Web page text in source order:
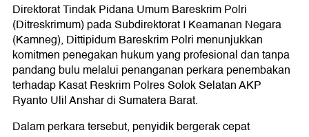
Direktorat Tindak Pidana Umum Bareskrim Polri
(Ditreskrimum) pada Subdirektorat I Keamanan Negara
(Kamneg), Dittipidum Bareskrim Polri menunjukkan
komitmen penegakan hukum yang profesional dan tanpa
pandang bulu melalui penanganan perkara penembakan
terhadap Kasat Reskrim Polres Solok Selatan AKP
Ryanto Ulil Anshar di Sumatera Barat.
Dalam perkara tersebut, penyidik bergerak cepat